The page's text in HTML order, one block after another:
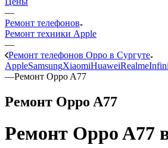
—
Ремонт телефонов
Ремонт техники Apple
—
Ремонт телефонов Oppo в Сургуте
AppleSamsungXiaomiHuaweiRealme
—Ремонт Oppo A77
Ремонт Oppo A77
Ремонт Oppo A77